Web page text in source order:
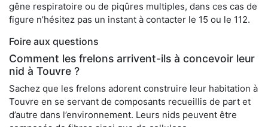
gêne respiratoire ou de piqûres multiples, dans ces cas de
figure n’hésitez pas un instant à contacter le 15 ou le 112.
Foire aux questions
Comment les frelons arrivent-ils à concevoir leur
nid à Touvre ?
Sachez que les frelons adorent construire leur habitation à
Touvre en se servant de composants recueillis de part et
d’autre dans l’environnement. Leurs nids peuvent être